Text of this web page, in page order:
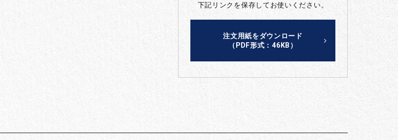
下記リンクを保存してお使いください。
注文用紙をダウンロード
（PDF形式：46KB）